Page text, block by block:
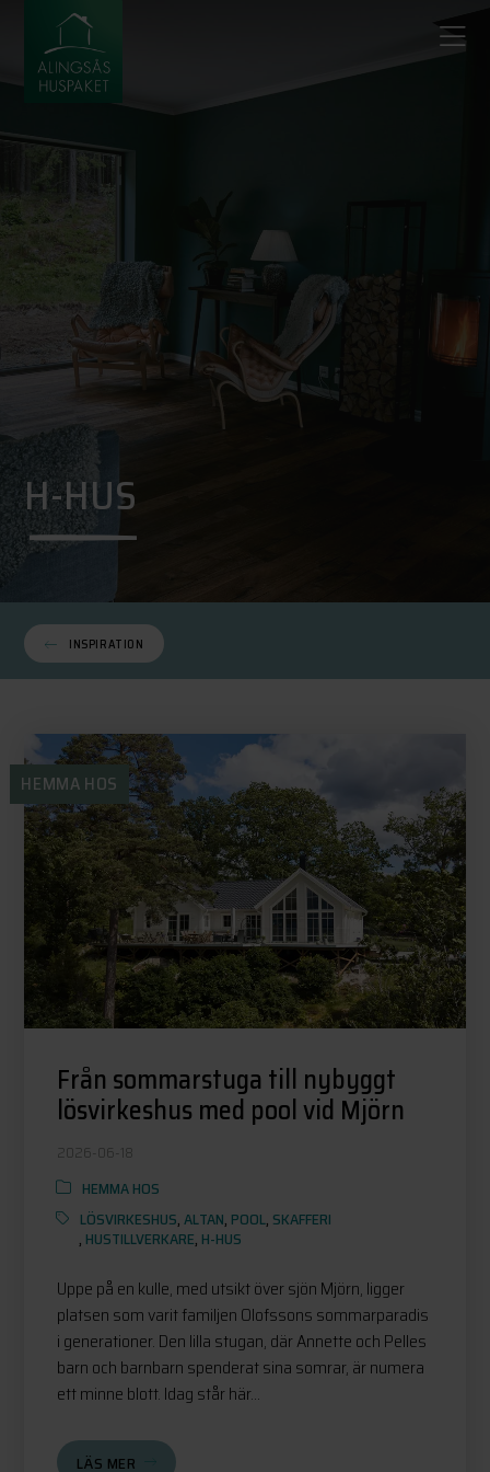
H-HUS
INSPIRATION
HEMMA HOS
Från sommarstuga till nybyggt
lösvirkeshus med pool vid Mjörn
2026-06-18
HEMMA HOS
LÖSVIRKESHUS,ALTAN, POOL, SKAFFERI
, HUSTILLVERKARE, H-HUS
Uppe på en kulle, med utsikt över sjön Mjörn, ligger
platsen som varit familjen Olofssons sommarparadis
i generationer. Den lilla stugan, där Annette och Pelles
barn och barnbarn spenderat sina somrar, är numera
ett minne blott. Idag står här...
LÄS MER